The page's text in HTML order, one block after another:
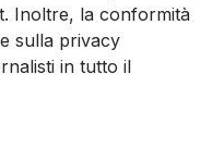
Inoltre, la conformità
sulla privacy
in tutto il